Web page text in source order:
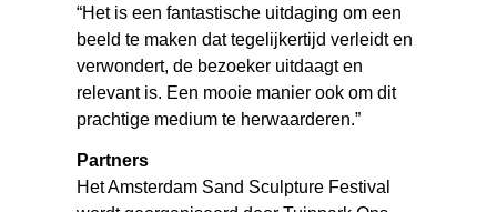
“Het is een fantastische uitdaging om een
beeld te maken dat tegelijkertijd verleidt en
verwondert, de bezoeker uitdaagt en
relevant is. Een mooie manier ook om dit
prachtige medium te herwaarderen.”
Partners
Het Amsterdam Sand Sculpture Festival